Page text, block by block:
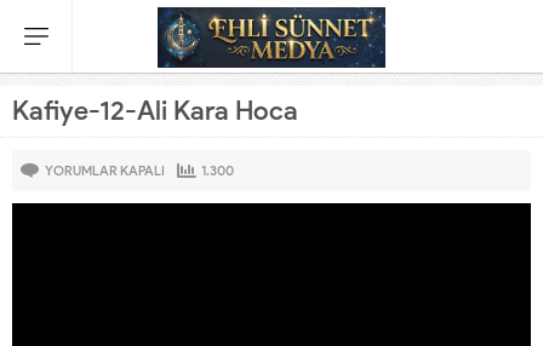
Kafiye-12-Ali Kara Hoca
KAFIYE-
YORUMLAR KAPALI 1.300